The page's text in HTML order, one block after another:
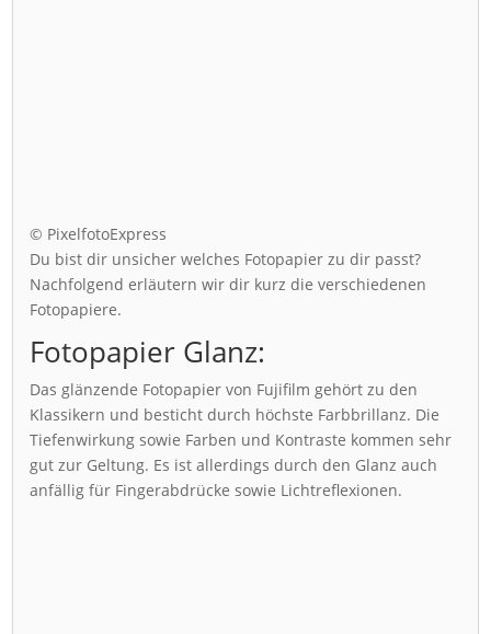
© PixelfotoExpress
Du bist dir unsicher welches Fotopapier zu dir passt?
Nachfolgend erläutern wir dir kurz die verschiedenen
Fotopapiere.
Fotopapier Glanz:
Das glänzende Fotopapier von Fujifilm gehört zu den
Klassikern und besticht durch höchste Farbbrillanz. Die
Tiefenwirkung sowie Farben und Kontraste kommen sehr
gut zur Geltung. Es ist allerdings durch den Glanz auch
anfällig für Fingerabdrücke sowie Lichtreflexionen.